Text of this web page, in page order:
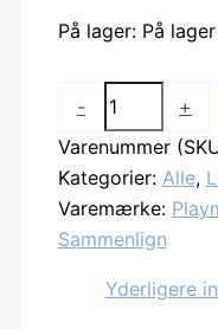
På lager: På lager
-
Playmobil
Top
Agents
Spy
Team
Snow
+
Varenummer
Kategorier: Alle,
Varemærke:
Sammenlign
Yderligere